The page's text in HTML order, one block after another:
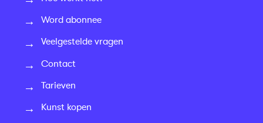
Word abonnee
Veelgestelde vragen
Contact
Tarieven
Kunst kopen